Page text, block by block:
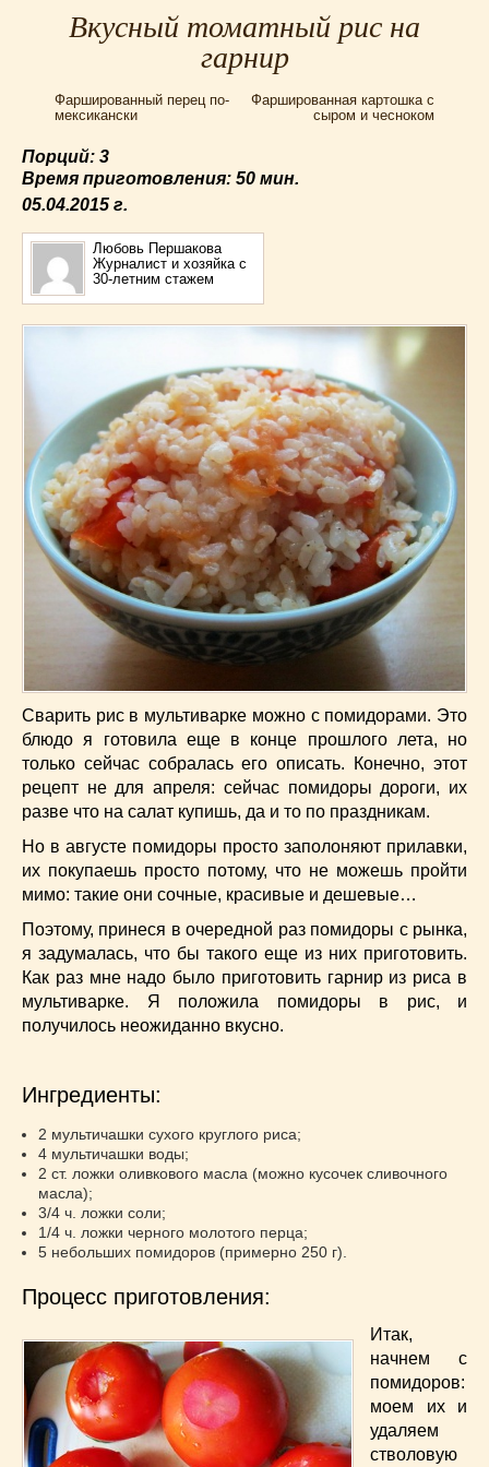
Для мультиварки Филипс
Еврейская кухня
Запеканки(25)
Итальянская кухня
Картошка(32)
Каши(24)
Кексы(43)
Китайская кухня(15)
Лучшие(9)
Макароны(18)
Мясные блюда(119)
Напитки(4)
Немецкая кухня(10)
Необычные(49)
Низкокалорийные(33)
Новогодние (57)
Новости(54)
О жизни(25)
(98)
Пасхальные(17)
(13)
Пироги(55)
Польская кухня (21)
(52)
Праздничные блюда(63)
Простые(102)
Русская кухня (81)
Рыба(45)
Салаты(33)
Советы(42)
Соусы(8)
Супы(45)
Торты(52)
Украинская кухня
(129)
Фото еды(10)
Хлеб(21)
Что приготовить из тыквы(14)
Что приготовить на завтрак?
Что приготовить на ужин?(254)
Вкусный томатный рис на
гарнир
Фаршированный перец по-
мексикански
Фаршированная картошка с
сыром и чесноком
Порций: 3
Время приготовления: 50 мин.
05.04.2015 г.
Любовь Першакова
Журналист и хозяйка с
30-летним стажем
Сварить рис в мультиварке можно с помидорами. Это
блюдо я готовила еще в конце прошлого лета, но
только сейчас собралась его описать. Конечно, этот
рецепт не для апреля: сейчас помидоры дороги, их
разве что на салат купишь, да и то по праздникам.
Но в августе помидоры просто заполоняют прилавки,
их покупаешь просто потому, что не можешь пройти
мимо: такие они сочные, красивые и дешевые…
Поэтому, принеся в очередной раз помидоры с рынка,
я задумалась, что бы такого еще из них приготовить.
Как раз мне надо было приготовить гарнир из риса в
мультиварке. Я положила помидоры в рис, и
получилось неожиданно вкусно.
Ингредиенты:
2 мультичашки сухого круглого риса;
4 мультичашки воды;
2 ст. ложки оливкового масла (можно кусочек сливочного
масла);
3/4 ч. ложки соли;
1/4 ч. ложки черного молотого перца;
5 небольших помидоров (примерно 250 г).
Процесс приготовления:
Итак,
начнем с
помидоров:
моем их и
удаляем
стволовую